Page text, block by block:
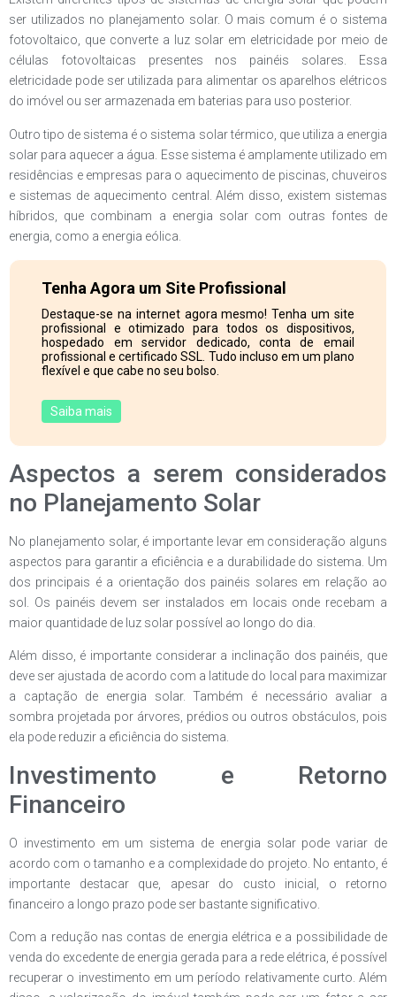
ser utilizados no planejamento solar. O mais comum é o sistema
fotovoltaico, que converte a luz solar em eletricidade por meio de
células fotovoltaicas presentes nos painéis solares. Essa
eletricidade pode ser utilizada para alimentar os aparelhos elétricos
do imóvel ou ser armazenada em baterias para uso posterior.
Outro tipo de sistema é o sistema solar térmico, que utiliza a energia
solar para aquecer a água. Esse sistema é amplamente utilizado em
residências e empresas para o aquecimento de piscinas, chuveiros
e sistemas de aquecimento central. Além disso, existem sistemas
híbridos, que combinam a energia solar com outras fontes de
energia, como a energia eólica.
Tenha Agora um Site Profissional
Destaque-se na internet agora mesmo! Tenha um site
profissional e otimizado para todos os dispositivos,
hospedado em servidor dedicado, conta de email
profissional e certificado SSL. Tudo incluso em um plano
flexível e que cabe no seu bolso.
Saiba mais
Aspectos a serem considerados
no Planejamento Solar
No planejamento solar, é importante levar em consideração alguns
aspectos para garantir a eficiência e a durabilidade do sistema. Um
dos principais é a orientação dos painéis solares em relação ao
sol. Os painéis devem ser instalados em locais onde recebam a
maior quantidade de luz solar possível ao longo do dia.
Além disso, é importante considerar a inclinação dos painéis, que
deve ser ajustada de acordo com a latitude do local para maximizar
a captação de energia solar. Também é necessário avaliar a
sombra projetada por árvores, prédios ou outros obstáculos, pois
ela pode reduzir a eficiência do sistema.
Investimento e Retorno
Financeiro
O investimento em um sistema de energia solar pode variar de
acordo com o tamanho e a complexidade do projeto. No entanto, é
importante destacar que, apesar do custo inicial, o retorno
financeiro a longo prazo pode ser bastante significativo.
Com a redução nas contas de energia elétrica e a possibilidade de
venda do excedente de energia gerada para a rede elétrica, é possível
recuperar o investimento em um período relativamente curto. Além